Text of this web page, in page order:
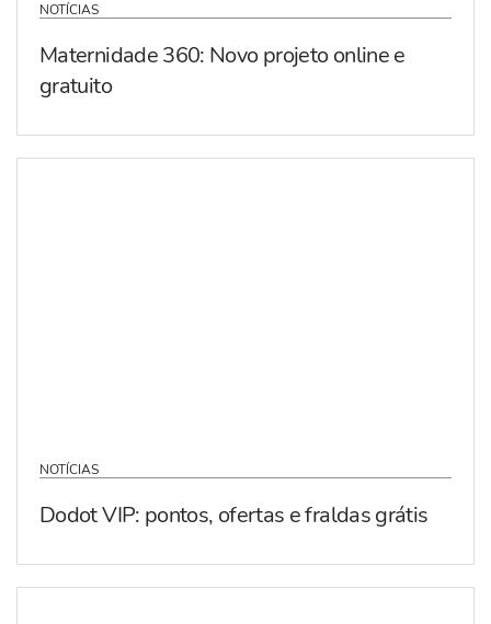
NOTÍCIAS
Maternidade 360: Novo projeto online e
gratuito
NOTÍCIAS
Dodot VIP: pontos, ofertas e fraldas grátis